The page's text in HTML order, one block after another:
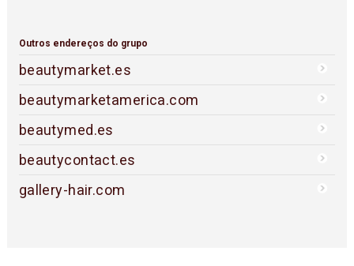
Outros endereços do grupo
beautymarket.es
beautymarketamerica.com
beautymed.es
beautycontact.es
gallery-hair.com